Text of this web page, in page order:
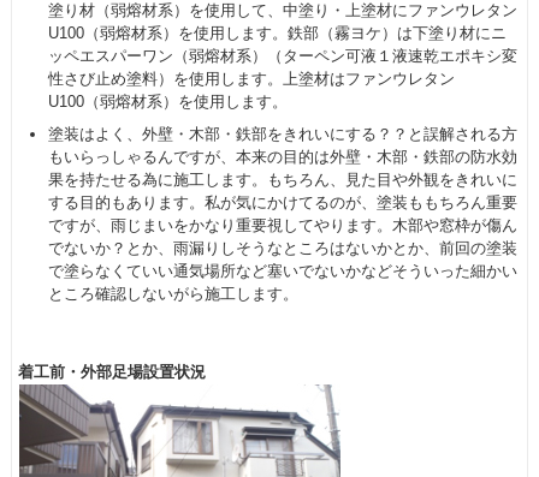
塗り材（弱熔材系）を使用して、中塗り・上塗材にファンウレタン
U100（弱熔材系）を使用します。鉄部（霧ヨケ）は下塗り材にニ
ッペエスパーワン（弱熔材系）（ターペン可液１液速乾エポキシ変
性さび止め塗料）を使用します。上塗材はファンウレタン
U100（弱熔材系）を使用します。
塗装はよく、外壁・木部・鉄部をきれいにする？？と誤解される方
もいらっしゃるんですが、本来の目的は外壁・木部・鉄部の防水効
果を持たせる為に施工します。もちろん、見た目や外観をきれいに
する目的もあります。私が気にかけてるのが、塗装ももちろん重要
ですが、雨じまいをかなり重要視してやります。木部や窓枠が傷ん
でないか？とか、雨漏りしそうなところはないかとか、前回の塗装
で塗らなくていい通気場所など塞いでないかなどそういった細かい
ところ確認しないがら施工します。
着工前・外部足場設置状況